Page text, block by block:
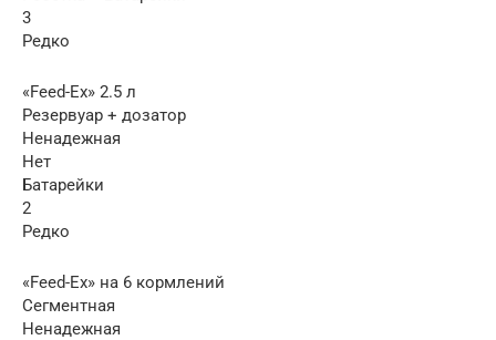
3
Редко
«Feed-Ex» 2.5 л
Резервуар + дозатор
Ненадежная
Нет
Батарейки
2
Редко
«Feed-Ex» на 6 кормлений
Сегментная
Ненадежная